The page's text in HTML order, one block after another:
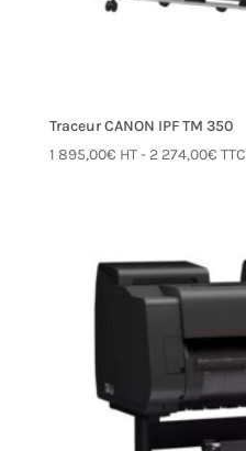
Traceur CANON IPF TM 350
1 895,00€ HT - 2 274,00€ TTC